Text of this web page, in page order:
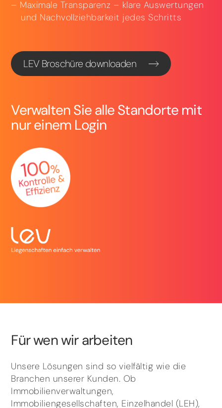
Verwalten Sie alle Standorte mit
nur einem Login
Maximale Transparenz – klare Auswertungen
und Nachvollziehbarkeit jedes Schritts
LEV Broschüre downloaden
Für wen wir arbeiten
Unsere Lösungen sind so vielfältig wie die
Branchen unserer Kunden. Ob
Immobilienverwaltungen,
Immobiliengesellschaften, Einzelhandel (LEH),